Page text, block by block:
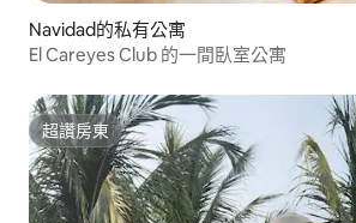
Navidad的私有公寓
El Careyes Club 的一間臥室公寓
超讚房東
超讚房東